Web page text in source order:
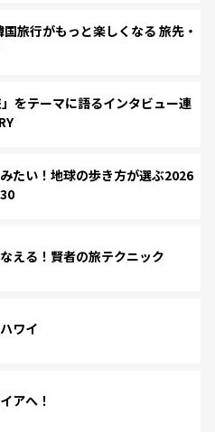
旅行がもっと楽しくなる 旅先・
をテーマに語るインタビュー連
たい！地球の歩き方が選ぶ2026
える！賢者の旅テクニック
ワイ
アへ！